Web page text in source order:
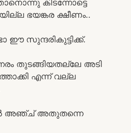
കിടന്നോട്ടെ
ഭയങ്കര ക്ഷീണം..
ഈ സുന്ദരികുട്ടിക്ക്.
തുടങ്ങിയതല്ലേ അടി
എന്ന് വല്ല
അഞ്ച് അതുതന്നെ